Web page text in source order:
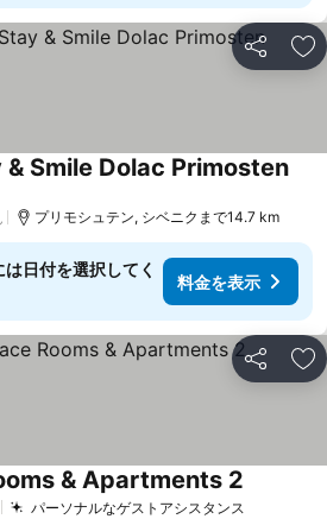
シェア お
Smile Dolac Primosten料
プリモシュテン, シベニクまで14.7 km
日付を選択してく
料金を表示
シェア お
パーソナルなゲストアシスタンス
& Apartments 2